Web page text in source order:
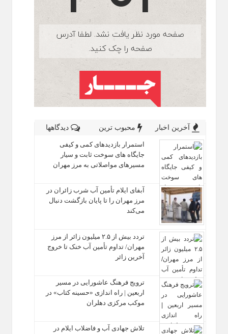
آخرین اخبار محبوب ترین دیدگاهها
استمرار بازدیدهای کمی و کیفی
جایگاه‌ های سوخت ثابت و سیار
مسیرهای مواصلاتی به مرز مهران
آبفای ایلام تأمین آب شرب زائران در
مرز مهران را تا پایان بازگشت دنبال
می‌کند
تردد بیش از ۲.۵ میلیون زائر از مرز
مهران/ تداوم تأمین آب خنک تا خروج
آخرین زائر
ترویج فرهنگ عاشورایی در مسیر
اربعین | راه‌ اندازی «حسینه کتاب» در
موکب مرکزی دهلران
تلاش جهادی آب و فاضلاب ایلام در